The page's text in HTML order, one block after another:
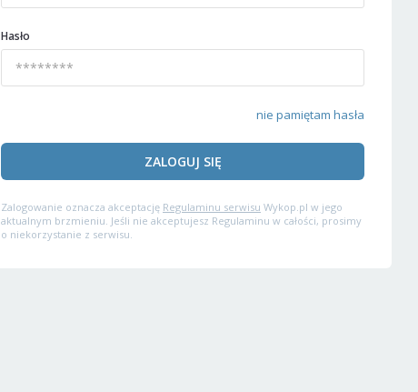
Hasło
nie pamiętam hasła
ZALOGUJ SIĘ
Zalogowanie oznacza akceptację Regulaminu serwisu Wykop.pl w jego
aktualnym brzmieniu. Jeśli nie akceptujesz Regulaminu w całości, prosimy
o niekorzystanie z serwisu.